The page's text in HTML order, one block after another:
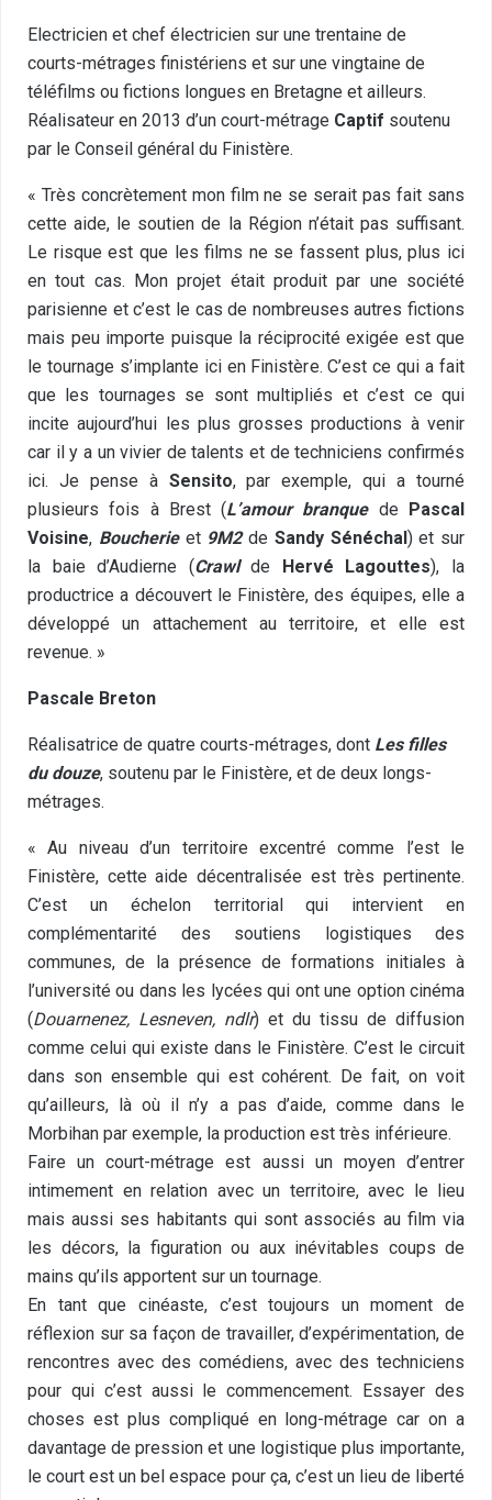
Electricien et chef électricien sur une trentaine de
courts-métrages finistériens et sur une vingtaine de
téléfilms ou fictions longues en Bretagne et ailleurs.
Réalisateur en 2013 d’un court-métrage Captif soutenu
par le Conseil général du Finistère.
« Très concrètement mon film ne se serait pas fait sans
cette aide, le soutien de la Région n’était pas suffisant.
Le risque est que les films ne se fassent plus, plus ici
en tout cas. Mon projet était produit par une société
parisienne et c’est le cas de nombreuses autres fictions
mais peu importe puisque la réciprocité exigée est que
le tournage s’implante ici en Finistère. C’est ce qui a fait
que les tournages se sont multipliés et c’est ce qui
incite aujourd’hui les plus grosses productions à venir
car il y a un vivier de talents et de techniciens confirmés
ici. Je pense à Sensito, par exemple, qui a tourné
plusieurs fois à Brest (L’amour branque de Pascal
Voisine, Boucherie et9M2 de Sandy Sénéchal) et sur
la baie d’Audierne (Crawl de Hervé Lagouttes), la
productrice a découvert le Finistère, des équipes, elle a
développé un attachement au territoire, et elle est
revenue. »
Pascale Breton
Réalisatrice de quatre courts-métrages, dont Les filles
du douze, soutenu par le Finistère, et de deux longs-
métrages.
« Au niveau d’un territoire excentré comme l’est le
Finistère, cette aide décentralisée est très pertinente.
C’est un échelon territorial qui intervient en
complémentarité des soutiens logistiques des
communes, de la présence de formations initiales à
l’université ou dans les lycées qui ont une option cinéma
(Douarnenez, Lesneven, ndlr) et du tissu de diffusion
comme celui qui existe dans le Finistère. C’est le circuit
dans son ensemble qui est cohérent. De fait, on voit
qu’ailleurs, là où il n’y a pas d’aide, comme dans le
Morbihan par exemple, la production est très inférieure.
Faire un court-métrage est aussi un moyen d’entrer
intimement en relation avec un territoire, avec le lieu
mais aussi ses habitants qui sont associés au film via
les décors, la figuration ou aux inévitables coups de
mains qu’ils apportent sur un tournage.
En tant que cinéaste, c’est toujours un moment de
réflexion sur sa façon de travailler, d’expérimentation, de
rencontres avec des comédiens, avec des techniciens
pour qui c’est aussi le commencement. Essayer des
choses est plus compliqué en long-métrage car on a
davantage de pression et une logistique plus importante,
le court est un bel espace pour ça, c’est un lieu de liberté